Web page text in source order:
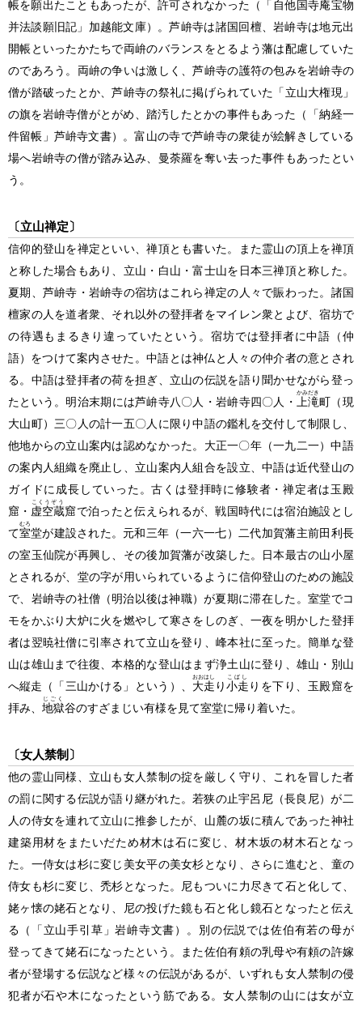
帳を願出たこともあったが、許可されなかった （「自他国寺庵宝物
并法談願旧記」加越能文庫）
。芦峅寺は諸国回檀、岩峅寺は地元出
開帳といったかたちで両峅のバランスをとるよう藩は配慮していた
のであろう。両峅の争いは激しく、芦峅寺の護符の包みを岩峅寺の
僧が踏破ったとか、芦峅寺の祭礼に掲げられていた「立山大権現」
の旗を岩峅寺僧がとがめ、踏汚したとかの事件もあった （「納経一
件留帳」芦峅寺文書）
。富山の寺で芦峅寺の衆徒が絵解きしている
場へ岩峅寺の僧が踏み込み、曼荼羅を奪い去った事件もあったとい
う。
〔立山禅定〕
信仰的登山を禅定といい、禅頂とも書いた。また霊山の頂上を禅頂
と称した場合もあり、立山・白山・富士山を日本三禅頂と称した。
夏期、芦峅寺・岩峅寺の宿坊はこれら禅定の人々で賑わった。諸国
檀家の人を道者衆、それ以外の登拝者をマイレン衆とよび、宿坊で
の待遇もまるきり違っていたという。宿坊では登拝者に中語 （仲
語） をつけて案内させた。中語とは神仏と人々の仲介者の意とされ
る。中語は登拝者の荷を担ぎ、立山の伝説を語り聞かせながら登っ
たという。明治末期には芦峅寺八〇人・岩峅寺四〇人・
上滝
かみだき
町 （現
大山町） 三〇人の計一五〇人に限り中語の鑑札を交付して制限し、
他地からの立山案内は認めなかった。大正一〇年 （一九二一） 中語
の案内人組織を廃止し、立山案内人組合を設立、中語は近代登山の
ガイドに成長していった。古くは登拝時に修験者・禅定者は玉殿
窟・ 虚空蔵
こくうぞう
窟で泊ったと伝えられるが、戦国時代には宿泊施設とし
て室
むろ
堂が建設された。元和三年 （一六一七）
二代加賀藩主前田利長
の室玉仙院が再興し、その後加賀藩が改築した。日本最古の山小屋
とされるが、堂の字が用いられているように信仰登山のための施設
で、岩峅寺の社僧 （明治以後は神職） が夏期に滞在した。室堂でコ
モをかぶり大炉に火を燃やして寒さをしのぎ、一夜を明かした登拝
者は翌暁社僧に引率されて立山を登り、峰本社に至った。簡単な登
山は雄山まで往復、本格的な登山はまず浄土山に登り、雄山・別山
へ縦走 （「三山かける」という） 大走
おおはし
り小走
こばし
りを下り、玉殿窟を
拝み、 地獄
じごく
谷のすざまじい有様を見て室堂に帰り着いた。
〔女人禁制〕
他の霊山同様、立山も女人禁制の掟を厳しく守り、これを冒した者
の罰に関する伝説が語り継がれた。若狭の止宇呂尼 （長良尼） が二
人の侍女を連れて立山に推参したが、山麓の坂に積んであった神社
建築用材をまたいだため材木は石に変じ、材木坂の材木石となっ
た。一侍女は杉に変じ美女平の美女杉となり、さらに進むと、童の
侍女も杉に変じ、禿杉となった。尼もついに力尽きて石と化して、
姥ヶ懐の姥石となり、尼の投げた鏡も石と化し鏡石となったと伝え
る （「立山手引草」岩峅寺文書）
。別の伝説では佐伯有若の母が
登ってきて姥石になったという。また佐伯有頼の乳母や有頼の許嫁
者が登場する伝説など様々の伝説があるが、いずれも女人禁制の侵
犯者が石や木になったという筋である。女人禁制の山には女が立